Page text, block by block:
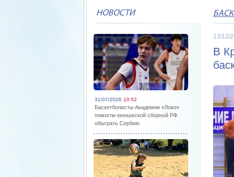
НОВОСТИ
31/07/2026 10:52
Баскетболисты Академии «Локо»
помогли юношеской сборной РФ
обыграть Сербию
13/12/
В